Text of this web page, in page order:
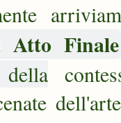
Atto Finale